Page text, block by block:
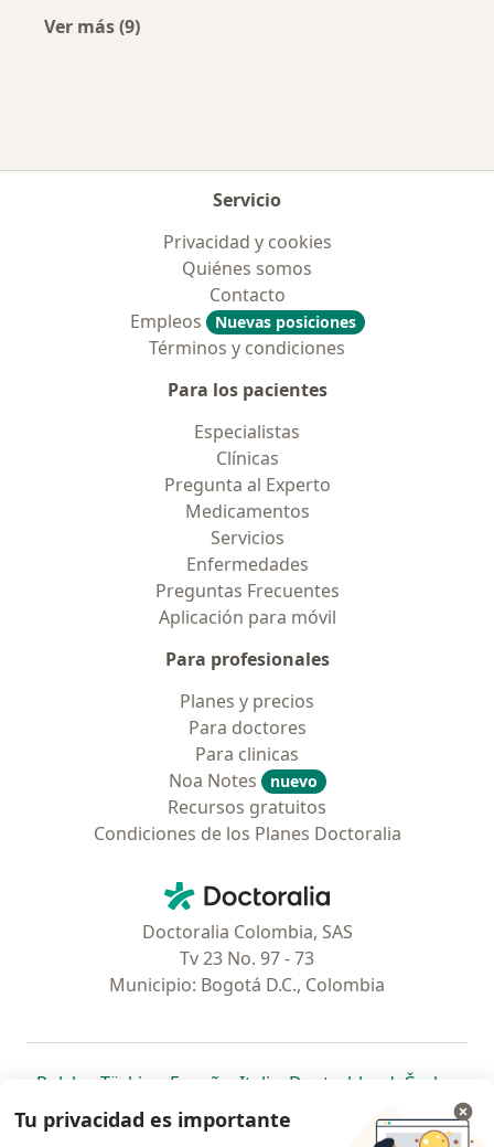
Ver más (9)
Servicio
Privacidad y cookies
Quiénes somos
Contacto
Empleos
Nuevas posiciones
Términos y condiciones
Para los pacientes
Especialistas
Clínicas
Pregunta al Experto
Medicamentos
Servicios
Enfermedades
Preguntas Frecuentes
Aplicación para móvil
Para profesionales
Planes y precios
Para doctores
Para clinicas
Noa Notes
nuevo
Recursos gratuitos
Condiciones de los Planes Doctoralia
Doctoralia - Página de inicio
Doctoralia Colombia, SAS
Tv 23 No. 97 - 73
Municipio: Bogotá D.C., Colombia
Polska se abre en una nueva pestaña
Türkiye se abre en una nueva pestaña
España se abre en una nueva pestaña
Italia se abre en una nueva
Deutschlandse abre en
Česko
Portugal
se abre en una nueva pestaña
México se abre en una nueva pestaña
Chile se abre en una nueva pestaña
Brasil se abre en una nueva
se abre en
se
se abre en una nueva
Tu privacidad es importante